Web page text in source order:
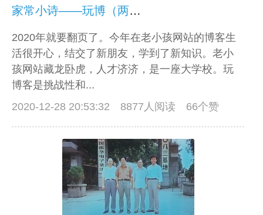
家常小诗——玩博（两首）
2020年就要翻页了。今年在老小孩网站的博客生
活很开心，结交了新朋友，学到了新知识。老小
孩网站藏龙卧虎，人才济济，是一座大学校。玩
博客是挑战性和...
2020-12-28 20:53:32
8877人阅读 66个赞